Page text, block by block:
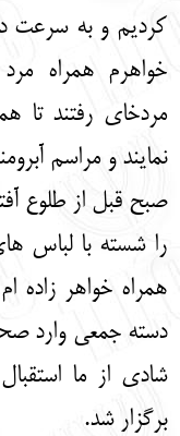
کردیم و به سرعت
خواهرم همراه
مردخای رفتند تا
نمایند و مراسم
صبح قبل از طلوع
را شسته با لباس
همراه خواهر زاده
دسته جمعی وارد
شادی از ما
برگزار شد.